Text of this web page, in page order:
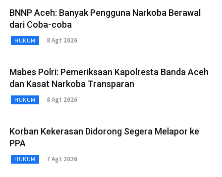
BNNP Aceh: Banyak Pengguna Narkoba Berawal
dari Coba-coba
HUKUM 8 Agt 2026
Mabes Polri: Pemeriksaan Kapolresta Banda Aceh
dan Kasat Narkoba Transparan
HUKUM 8 Agt 2026
Korban Kekerasan Didorong Segera Melapor ke
PPA
HUKUM 7 Agt 2026